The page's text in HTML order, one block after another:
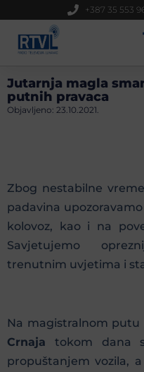
+387 35 553
Jutarnja magla
putnih pravaca
Objavljeno: 23.10.2021.
Zbog nestabilne
padavina
kolovoz, kao i na
Savjetujemo
trenutnim uvjetima i
Na magistralnom putu
Crnaja tokom dana
propuštanjem vozila,